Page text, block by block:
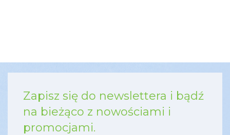
Zapisz się do newslettera i bądź
na bieżąco z nowościami i
promocjami.